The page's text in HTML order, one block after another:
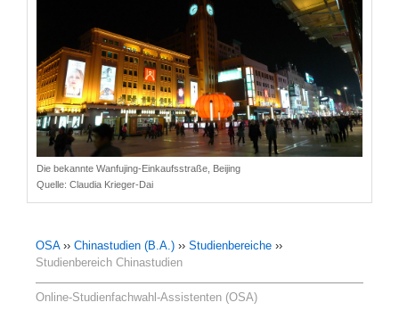
Die bekannte Wanfujing-Einkaufsstraße, Beijing
Quelle: Claudia Krieger-Dai
OSA›› Chinastudien (B.A.) ›› Studienbereiche ››
Studienbereich Chinastudien
Online-Studienfachwahl-Assistenten (OSA)